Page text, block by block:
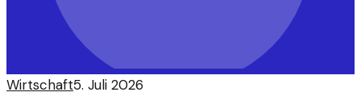
Wirtschaft5. Juli 2026